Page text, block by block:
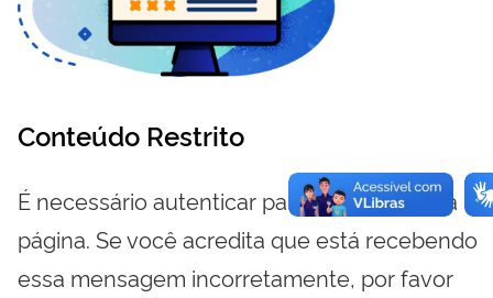
Conteúdo Restrito
É necessário autenticar para visualizar essa
página. Se você acredita que está recebendo
essa mensagem incorretamente, por favor